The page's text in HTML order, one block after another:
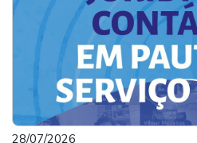
28/07/2026